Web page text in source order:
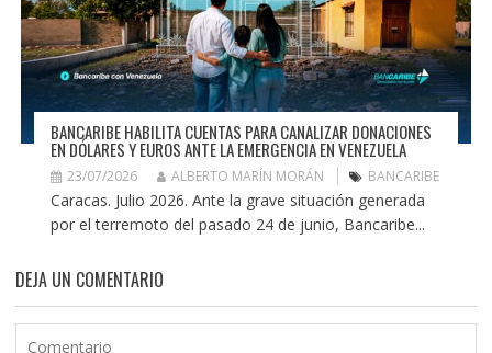
BANCARIBE HABILITA CUENTAS PARA CANALIZAR DONACIONES
EN DÓLARES Y EUROS ANTE LA EMERGENCIA EN VENEZUELA
23/07/2026 ALBERTO MARÍN MORÁN BANCARIBE
Caracas. Julio 2026. Ante la grave situación generada
por el terremoto del pasado 24 de junio, Bancaribe...
DEJA UN COMENTARIO